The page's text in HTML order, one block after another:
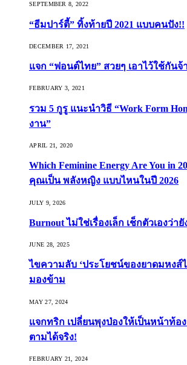
SEPTEMBER 8, 2022
“ธีมปาร์ตี้” ทิ้งท้ายปี 2021 แบบคนปัง!!
DECEMBER 17, 2021
แจก “ฟอนต์ไทย” สวยๆ เอาไว้ใช้กันจ้
FEBRUARY 3, 2021
รวม 5 กูรู แนะนำวิธี “Work Form
งาน”
APRIL 21, 2020
Which Feminine Energy Are You in
คุณเป็น พลังหญิง แบบไหนในปี 2026
JULY 9, 2026
Burnout ไม่ใช่เรื่องเล็ก เช็กตัวเองว่า
JUNE 28, 2025
ไขความลับ ‘ประโยชน์ของยาดมหงส์
มองข้าม
MAY 27, 2024
แจกทริก เปลี่ยนพุงป่องให้เป็นหน้าท้อ
ตามได้จริง!
FEBRUARY 21, 2024